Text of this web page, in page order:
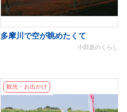
多摩川で空が眺めたくて
小田急のくらし
観光・お出かけ